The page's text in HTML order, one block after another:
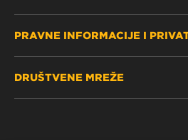
GDJE KUPITI
PRAVNE INFORMACIJE I
DRUŠTVENE MREŽE